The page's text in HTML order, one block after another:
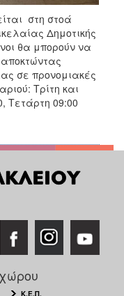
στη στοά
Δημοτικής
θα μπορούν να
αποκτώντας
σε προνομιακές
Τρίτη και
Τετάρτη 09:00
Κ.Ε.Π.